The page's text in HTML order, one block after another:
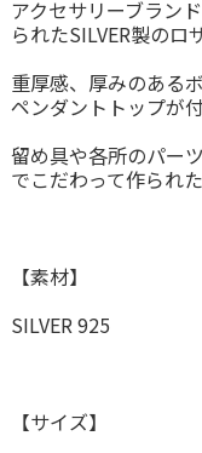
アクセサリーブラン
られたSILVER製のロ
重厚感、厚みのある
ペンダントトップが付
留め具や各所のパー
でこだわって作られ
【素材】
SILVER 925
【サイズ】